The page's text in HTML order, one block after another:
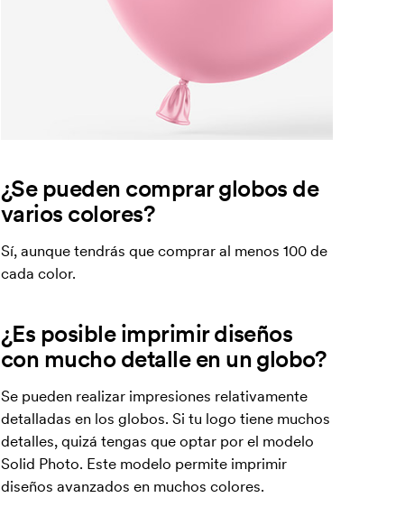
¿Se pueden comprar globos de
varios colores?
Sí, aunque tendrás que comprar al menos 100 de
cada color.
¿Es posible imprimir diseños
con mucho detalle en un globo?
Se pueden realizar impresiones relativamente
detalladas en los globos. Si tu logo tiene muchos
detalles, quizá tengas que optar por el modelo
Solid Photo. Este modelo permite imprimir
diseños avanzados en muchos colores.